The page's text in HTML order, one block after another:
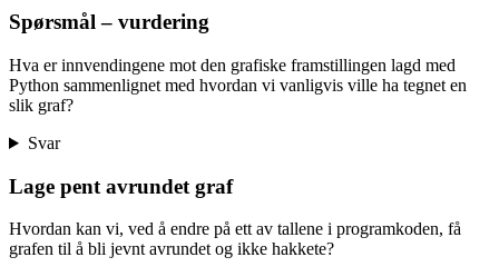
Spørsmål – vurdering
Hva er innvendingene mot den grafiske framstillingen lagd med
Python sammenlignet med hvordan vi vanligvis ville ha tegnet en
slik graf?
Svar
Lage pent avrundet graf
Hvordan kan vi, ved å endre på ett av tallene i programkoden, få
grafen til å bli jevnt avrundet og ikke hakkete?